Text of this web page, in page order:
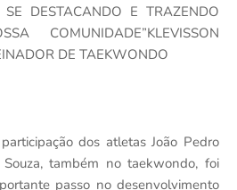
DESTACANDO E TRAZENDO
COMUNIDADE”KLEVISSON
DE TAEKWONDO
dos atletas João Pedro
também no taekwondo, foi
passo no desenvolvimento